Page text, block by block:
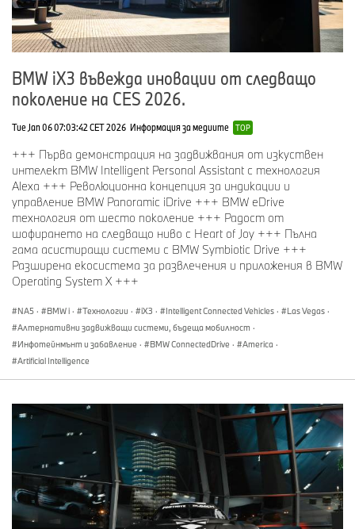
BMW iX3 въвежда иновации от следващо
поколение на CES 2026.
Tue Jan 06 07:03:42 CET 2026 Информация за медиите TOP
+++ Първа демонстрация на задвижвания от изкуствен
интелект BMW Intelligent Personal Assistant с технология
Alexa +++ Революционна концепция за индикации и
управление BMW Panoramic iDrive +++ BMW eDrive
технология от шесто поколение +++ Радост от
шофирането на следващо ниво с Heart of Joy +++ Пълна
гама асистиращи системи с BMW Symbiotic Drive +++
Разширена екосистема за развлечения и приложения в BMW
Operating System X +++
NA5 · BMW i · Технологии · iX3 · Intelligent Connected Vehicles · Las Vegas ·
Алтернативни задвижващи системи, бъдеща мобилност ·
Инфотейнмънт и забавление · BMW ConnectedDrive · America ·
Artificial Intelligence